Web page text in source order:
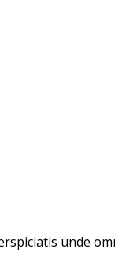
unde